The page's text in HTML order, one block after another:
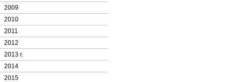
2009
2010
2011
2012
2013 r.
2014
2015